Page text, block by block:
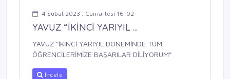
4 Şubat 2023 , Cumartesi 16:02
YAVUZ “İKİNCİ YARIYIL ...
YAVUZ “İKİNCİ YARIYIL DÖNEMİNDE TÜM
ÖĞRENCİLERİMİZE BAŞARILAR DİLİYORUM”
İncele